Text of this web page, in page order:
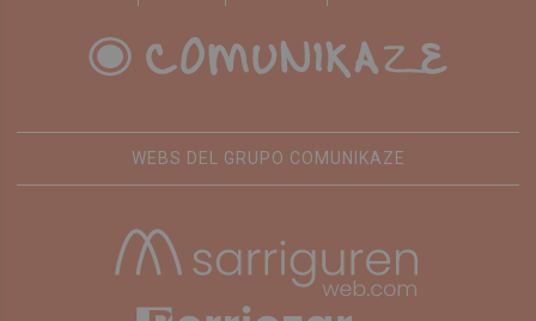
WEBS DEL GRUPO COMUNIKAZE